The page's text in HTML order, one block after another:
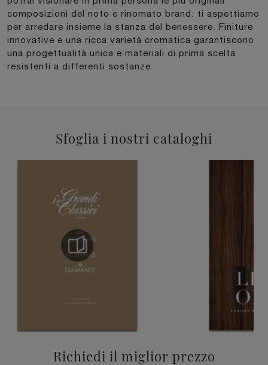
composizioni del noto e rinomato brand: ti aspettiamo
per arredare insieme la stanza del benessere. Finiture
innovative e una ricca varietà cromatica garantiscono
una progettualità unica e materiali di prima scelta
resistenti a differenti sostanze.
Sfoglia i nostri cataloghi
Richiedi il miglior prezzo